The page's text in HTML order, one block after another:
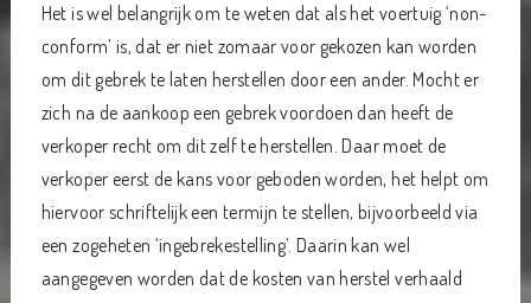
Het is wel belangrijk om te weten dat als het voertuig ‘non-
conform’ is, dat er niet zomaar voor gekozen kan worden
om dit gebrek te laten herstellen door een ander. Mocht er
zich na de aankoop een gebrek voordoen dan heeft de
verkoper recht om dit zelf te herstellen. Daar moet de
verkoper eerst de kans voor geboden worden, het helpt om
hiervoor schriftelijk een termijn te stellen, bijvoorbeeld via
een zogeheten ‘ingebrekestelling’. Daarin kan wel
aangegeven worden dat de kosten van herstel verhaald